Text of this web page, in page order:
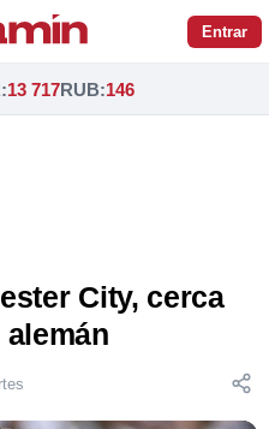
Entrar
:13 717RUB:146
City, cerca